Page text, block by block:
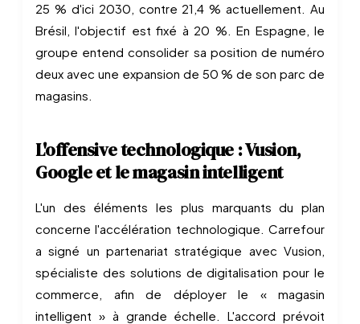
25 % d'ici 2030, contre 21,4 % actuellement. Au
Brésil, l'objectif est fixé à 20 %. En Espagne, le
groupe entend consolider sa position de numéro
deux avec une expansion de 50 % de son parc de
magasins.
L'offensive technologique : Vusion,
Google et le magasin intelligent
L'un des éléments les plus marquants du plan
concerne l'accélération technologique. Carrefour
a signé un partenariat stratégique avec Vusion,
spécialiste des solutions de digitalisation pour le
commerce, afin de déployer le « magasin
intelligent » à grande échelle. L'accord prévoit